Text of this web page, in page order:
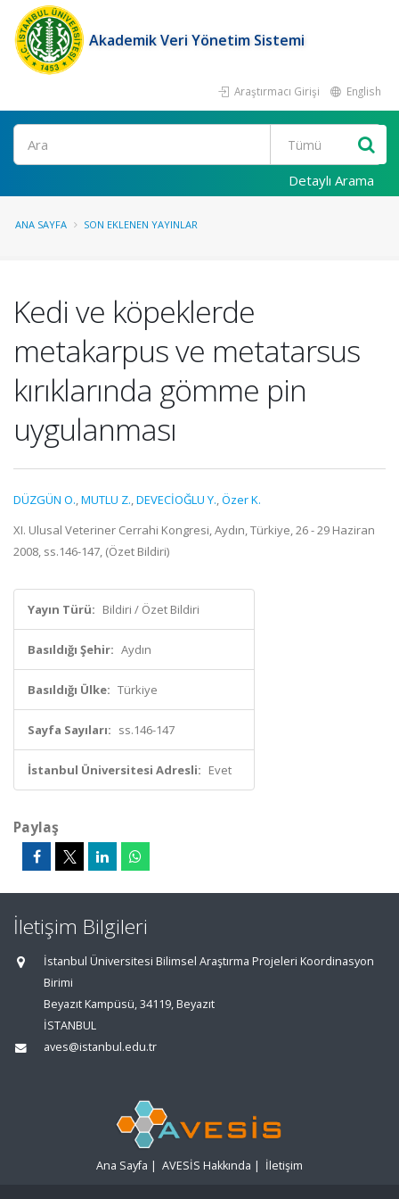
Akademik Veri Yönetim Sistemi
Araştırmacı Girişi English
Ara
Detaylı Arama
ANA SAYFA SON EKLENEN YAYINLAR
Kedi ve köpeklerde
metakarpus ve metatarsus
kırıklarında gömme pin
uygulanması
DÜZGÜN O.,MUTLU Z.,DEVECİOĞLU Y.,Özer K.
XI. Ulusal Veteriner Cerrahi Kongresi, Aydın, Türkiye, 26 - 29 Haziran
2008, ss.146-147, (Özet Bildiri)
Yayın Türü: Bildiri / Özet Bildiri
Basıldığı Şehir: Aydın
Basıldığı Ülke: Türkiye
Sayfa Sayıları: ss.146-147
İstanbul Üniversitesi Adresli: Evet
Paylaş
İletişim Bilgileri
İstanbul Üniversitesi Bilimsel Araştırma Projeleri Koordinasyon
Birimi
Beyazıt Kampüsü, 34119, Beyazıt
İSTANBUL
aves@istanbul.edu.tr
Ana Sayfa | AVESİS Hakkında | İletişim